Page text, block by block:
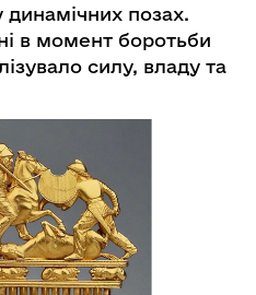
динамічних позах.
в момент боротьби
силу, владу та